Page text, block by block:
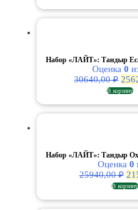
Набор «ЛАЙТ»: Тандыр
Оценка 0
30640,00₽
цена
В корзину
Набор «ЛАЙТ»: Тандыр
Оценка 0
25940,00₽
В корзину